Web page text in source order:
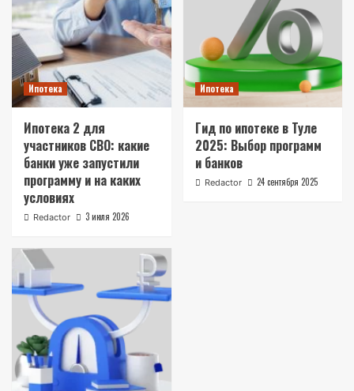
Ипотека
Ипотека 2 для
участников СВО: какие
банки уже запустили
программу и на каких
условиях
Redactor 3 июля 2026
Ипотека
Гид по ипотеке в Туле
2025: Выбор программ
и банков
Redactor 24 сентября 2025